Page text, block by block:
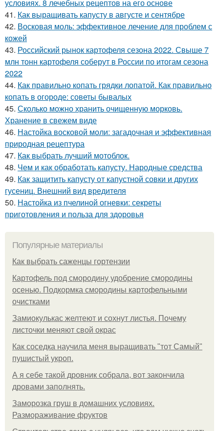
условиях. 8 лечебных рецептов на его основе
41. Как выращивать капусту в августе и сентябре
42. Восковая моль: эффективное лечение для проблем с
кожей
43. Российский рынок картофеля сезона 2022. Свыше 7
млн тонн картофеля соберут в России по итогам сезона
2022
44. Как правильно копать грядки лопатой. Как правильно
копать в огороде: советы бывалых
45. Сколько можно хранить очищенную морковь.
Хранение в свежем виде
46. Настойка восковой моли: загадочная и эффективная
природная рецептура
47. Как выбрать лучший мотоблок.
48. Чем и как обработать капусту. Народные средства
49. Как защитить капусту от капустной совки и других
гусениц. Внешний вид вредителя
50. Настойка из пчелиной огневки: секреты
приготовления и польза для здоровья
Популярные материалы
Как выбрать саженцы гортензии
Картофель под смородину удобрение смородины
осенью. Подкормка смородины картофельными
очистками
Замиокулькас желтеют и сохнут листья. Почему
листочки меняют свой окрас
Как соседка научила меня выращивать "тот Самый"
пушистый укроп.
А я себе такой дровник собрала, вот закончила
дровами заполнять.
Заморозка груш в домашних условиях.
Размораживание фруктов